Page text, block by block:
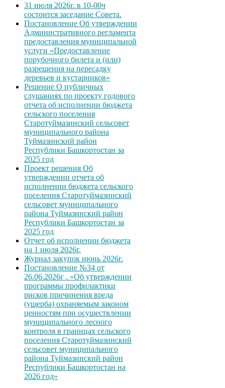
31 июля 2026г. в 10-00ч
состоится заседание Совета.
Постановление Об утверждении
Административного регламента
предоставления муниципальной
услуги «Предоставление
порубочного билета и (или)
разрешения на пересадку
деревьев и кустарников»
Решение О публичных
слушаниях по проекту годового
отчета об исполнении бюджета
сельского поселения
Старотуймазинский сельсовет
муниципального района
Туймазинский район
Республики Башкортостан за
2025 год
Проект решения Об
утверждении отчета об
исполнении бюджета сельского
поселения Старотуймазинский
сельсовет муниципального
района Туймазинский район
Республики Башкортостан за
2025 год
Отчет об исполнении бюджета
на 1 июля 2026г.
Журнал закупок июнь 2026г.
Постановление №34 от
26.06.2026г . «Об утверждении
программы профилактики
рисков причинения вреда
(ущерба) охраняемым законом
ценностям при осуществлении
муниципального лесного
контроля в границах сельского
поселения Старотуймазинский
сельсовет муниципального
района Туймазинский район
Республики Башкортостан на
2026 год»